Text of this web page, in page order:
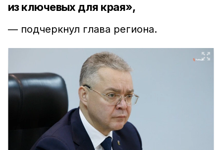
из ключевых для края»,
— подчеркнул глава региона.